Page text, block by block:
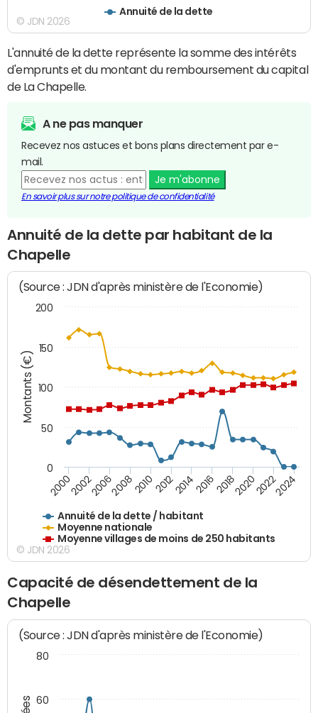
Annuité de la dette
© JDN 2026
L'annuité de la dette représente la somme des intérêts
d'emprunts et du montant du remboursement du capital
de La Chapelle.
A ne pas manquer
Recevez nos astuces et bons plans directement par e-
mail.
Je m'abonne
En savoir plus sur notre politique de confidentialité
Annuité de la dette par habitant de la
Chapelle
Montants (€)
(Source : JDN d'après ministère de l'Economie)
Annuité de la dette / habitant
Moyenne nationale
Moyenne villages de moins de 250 habitants
200020022006200820102012201420162018202020222024
0
50
100
150
200
© JDN 2026
Capacité de désendettement de la
Chapelle
(Source : JDN d'après ministère de l'Economie)
60
80